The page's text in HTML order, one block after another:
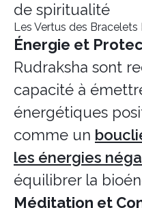
de spiritualité
Les Vertus des Bracelets
Énergie et
Rudraksha sont
capacité à
énergétiques
comme un
les énergies
équilibrer la
Méditation et